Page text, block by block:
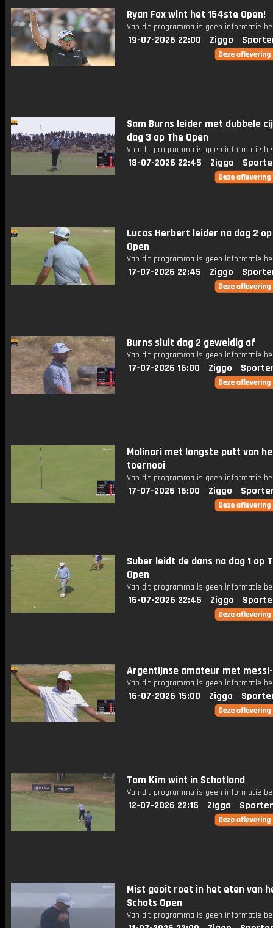
Ryan Fox wint het 154ste Open!
Van dit programma is geen informatie
19-07-2026 22:00 Ziggo
Sam Burns leider met dubbele
dag 3 op The Open
Van dit programma is geen informatie
18-07-2026 22:45 Ziggo
Lucas Herbert leider na dag 2
Open
Van dit programma is geen informatie
17-07-2026 22:45 Ziggo
Burns sluit dag 2 geweldig af
Van dit programma is geen informatie
17-07-2026 16:00 Ziggo
Molinari met langste putt van
toernooi
Van dit programma is geen informatie
17-07-2026 16:00 Ziggo
Suber leidt de dans na dag 1 op
Open
Van dit programma is geen informatie
16-07-2026 22:45 Ziggo
Argentijnse amateur met
Van dit programma is geen informatie
16-07-2026 15:00 Ziggo
Tom Kim wint in Schotland
Van dit programma is geen informatie
12-07-2026 22:15 Ziggo
Mist gooit roet in het eten van
Schots Open
Van dit programma is geen informatie